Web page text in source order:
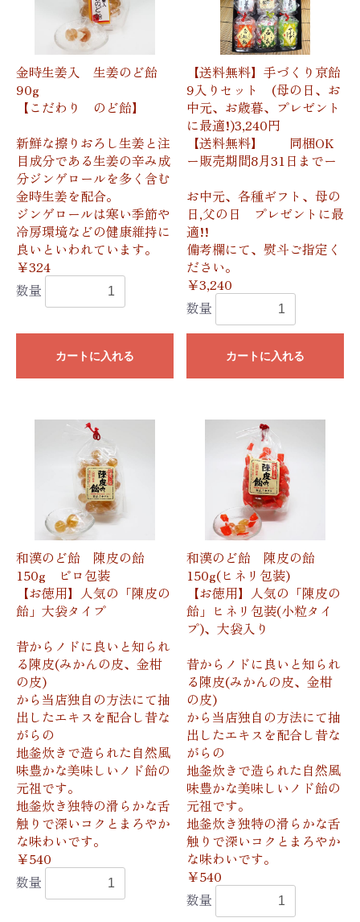
金時生姜入 生姜のど飴
90g
【こだわり のど飴】
新鮮な擦りおろし生姜と注
目成分である生姜の辛み成
分ジンゲロールを多く含む
金時生姜を配合。
ジンゲロールは寒い季節や
冷房環境などの健康維持に
良いといわれています。
￥324
数量
カートに入れる
【送料無料】手づくり京飴
9入りセット (母の日、お
中元、お歳暮、プレゼント
に最適!)3,240円
【送料無料】 同梱OK
ー販売期間8月31日までー
お中元、各種ギフト、母の
日,父の日 プレゼントに最
適!!
備考欄にて、熨斗ご指定く
ださい。
￥3,240
数量
カートに入れる
和漢のど飴 陳皮の飴
150g ピロ包装
【お徳用】人気の「陳皮の
飴」大袋タイプ
昔からノドに良いと知られ
る陳皮(みかんの皮、金柑
の皮)
から当店独自の方法にて抽
出したエキスを配合し昔な
がらの
地釜炊きで造られた自然風
味豊かな美味しいノド飴の
元祖です。
地釜炊き独特の滑らかな舌
触りで深いコクとまろやか
な味わいです。
￥540
数量
和漢のど飴 陳皮の飴
150g(ヒネリ包装)
【お徳用】人気の「陳皮の
飴」ヒネリ包装(小粒タイ
プ)、大袋入り
昔からノドに良いと知られ
る陳皮(みかんの皮、金柑
の皮)
から当店独自の方法にて抽
出したエキスを配合し昔な
がらの
地釜炊きで造られた自然風
味豊かな美味しいノド飴の
元祖です。
地釜炊き独特の滑らかな舌
触りで深いコクとまろやか
な味わいです。
￥540
数量